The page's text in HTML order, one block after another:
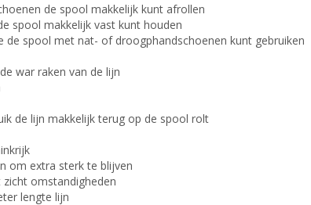
de spool makkelijk kunt afrollen
spool makkelijk vast kunt houden
spool met nat- of droogphandschoenen kunt gebruiken
war raken van de lijn
de lijn makkelijk terug op de spool rolt
om extra sterk te blijven
omstandigheden
lengte lijn